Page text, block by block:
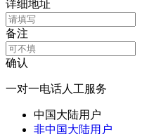
详细地址
备注
确认
一对一电话人工服务
中国大陆用户
非中国大陆用户